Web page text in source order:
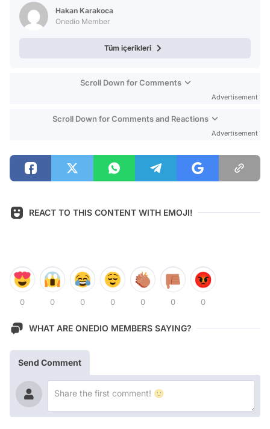
Hakan Karakoca
Onedio Member
Tüm içerikleri
Scroll Down for Comments
Advertisement
Scroll Down for Comments and Reactions
Advertisement
REACT TO THIS CONTENT WITH EMOJI!
0 0 0 0 0 0 0
WHAT ARE ONEDIO MEMBERS SAYING?
Send Comment